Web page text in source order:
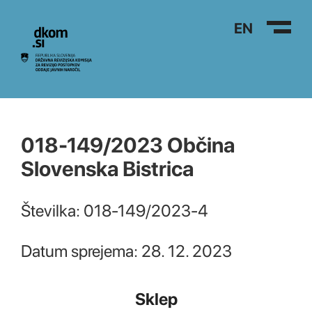
Na vsebino EN
018-149/2023 Občina
Slovenska Bistrica
Številka: 018-149/2023-4
Datum sprejema: 28. 12. 2023
Sklep